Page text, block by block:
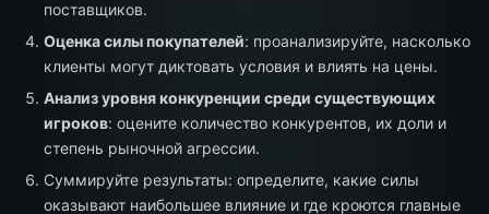
поставщиков.
Оценка силы покупателей: проанализируйте, насколько
клиенты могут диктовать условия и влиять на цены.
Анализ уровня конкуренции среди существующих
игроков: оцените количество конкурентов, их доли и
степень рыночной агрессии.
Суммируйте результаты: определите, какие силы
оказывают наибольшее влияние и где кроются главные